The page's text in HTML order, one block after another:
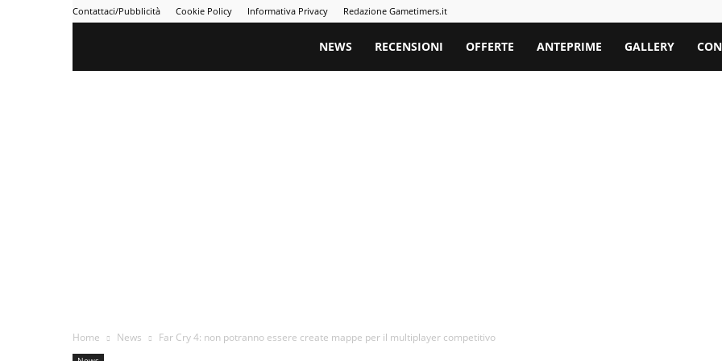
Contattaci/Pubblicità Cookie Policy Informativa Privacy Redazione Gametimers.it
Gametimers
NEWS RECENSIONI OFFERTE ANTEPRIME GALLERY
Home News Far Cry 4: non potranno essere create mappe per il multiplayer competitivo